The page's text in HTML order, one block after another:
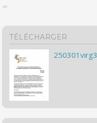
TÉLÉCHARGER
250301virg3